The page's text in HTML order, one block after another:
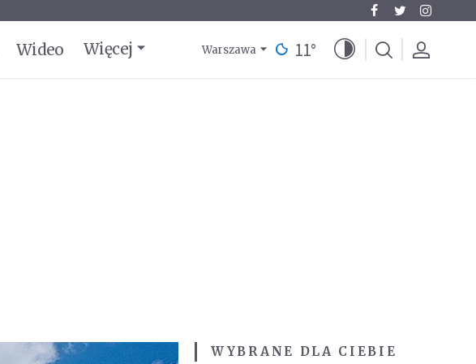
Wideo Więcej Warszawa 11°
WYBRANE DLA CIEBIE